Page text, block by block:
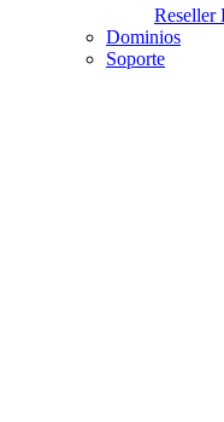
Reseller
Dominios
Soporte